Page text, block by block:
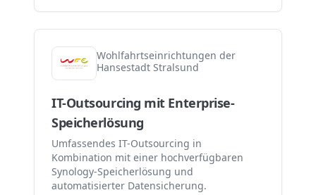
Wohlfahrtseinrichtungen der
Hansestadt Stralsund
IT-Outsourcing mit Enterprise-
Speicherlösung
Umfassendes IT-Outsourcing in
Kombination mit einer hochverfügbaren
Synology-Speicherlösung und
automatisierter Datensicherung.